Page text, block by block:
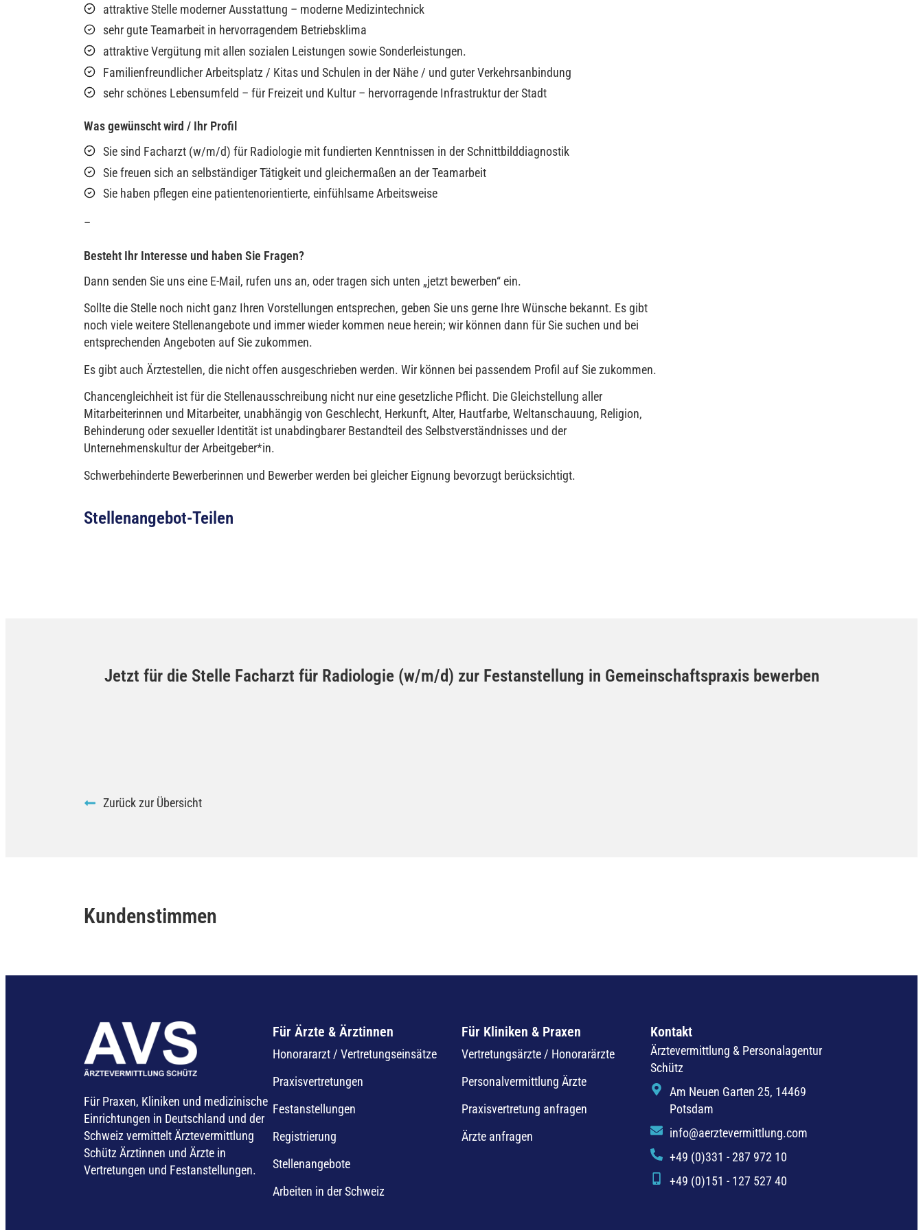
attraktive Stelle moderner Ausstattung – moderne Medizintechnick
sehr gute Teamarbeit in hervorragendem Betriebsklima
attraktive Vergütung mit allen sozialen Leistungen sowie Sonderleistungen.
Familienfreundlicher Arbeitsplatz / Kitas und Schulen in der Nähe / und guter Verkehrsanbindung
sehr schönes Lebensumfeld – für Freizeit und Kultur – hervorragende Infrastruktur der Stadt
Was gewünscht wird / Ihr Profil
Sie sind Facharzt (w/m/d) für Radiologie mit fundierten Kenntnissen in der Schnittbilddiagnostik
Sie freuen sich an selbständiger Tätigkeit und gleichermaßen an der Teamarbeit
Sie haben pflegen eine patientenorientierte, einfühlsame Arbeitsweise
–
Besteht Ihr Interesse und haben Sie Fragen?
Dann senden Sie uns eine E-Mail, rufen uns an, oder tragen sich unten „jetzt bewerben“ ein.
Sollte die Stelle noch nicht ganz Ihren Vorstellungen entsprechen, geben Sie uns gerne Ihre Wünsche bekannt. Es gibt
noch viele weitere Stellenangebote und immer wieder kommen neue herein; wir können dann für Sie suchen und bei
entsprechenden Angeboten auf Sie zukommen.
Es gibt auch Ärztestellen, die nicht offen ausgeschrieben werden. Wir können bei passendem Profil auf Sie zukommen.
Chancengleichheit ist für die Stellenausschreibung nicht nur eine gesetzliche Pflicht. Die Gleichstellung aller
Mitarbeiterinnen und Mitarbeiter, unabhängig von Geschlecht, Herkunft, Alter, Hautfarbe, Weltanschauung, Religion,
Behinderung oder sexueller Identität ist unabdingbarer Bestandteil des Selbstverständnisses und der
Unternehmenskultur der Arbeitgeber*in.
Schwerbehinderte Bewerberinnen und Bewerber werden bei gleicher Eignung bevorzugt berücksichtigt.
Stellenangebot-Teilen
Jetzt für die Stelle Facharzt für Radiologie (w/m/d) zur Festanstellung in Gemeinschaftspraxis bewerben
Zurück zur Übersicht
Kundenstimmen
Für Praxen, Kliniken und medizinische
Einrichtungen in Deutschland und der
Schweiz vermittelt Ärztevermittlung
Schütz Ärztinnen und Ärzte in
Vertretungen und Festanstellungen.
Für Ärzte & Ärztinnen
Honorararzt / Vertretungseinsätze
Praxisvertretungen
Festanstellungen
Registrierung
Stellenangebote
Arbeiten in der Schweiz
Für Kliniken & Praxen
Vertretungsärzte / Honorarärzte
Personalvermittlung Ärzte
Praxisvertretung anfragen
Ärzte anfragen
Kontakt
Ärztevermittlung & Personalagentur
Schütz
Am Neuen Garten 25, 14469
Potsdam
info@aerztevermittlung.com
+49 (0)331 - 287 972 10
+49 (0)151 - 127 527 40